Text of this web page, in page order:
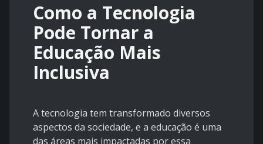
Como a Tecnologia
Pode Tornar a
Educação Mais
Inclusiva
A tecnologia tem transformado diversos
aspectos da sociedade, e a educação é uma
das áreas mais impactadas por essa